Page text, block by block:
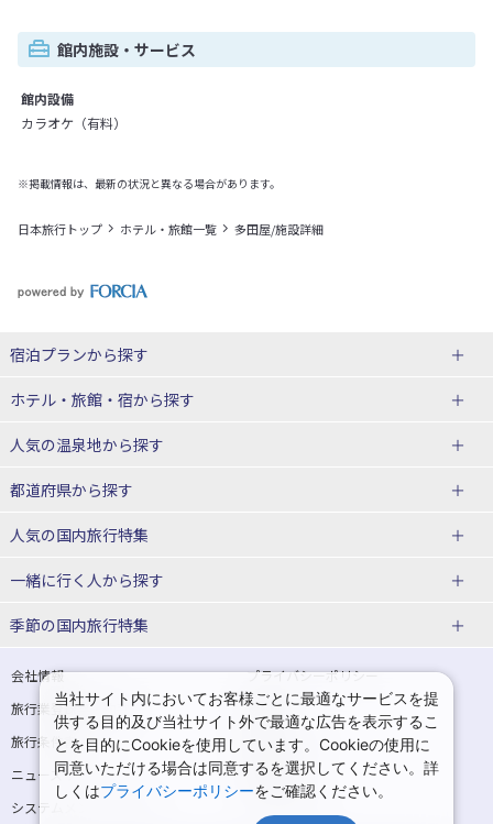
館内施設・サービス
館内設備
カラオケ（有料）
※掲載情報は、最新の状況と異なる場合があります。
日本旅行トップ ホテル・旅館一覧 多田屋/施設詳細
宿泊プランから探す
北海道
東北
青森県
宮城県
山形県
関東
埼玉県 千葉県
茨城県 栃木県
ホテル・旅館・宿から探す
北海道ホテル・旅館
青森県ホテル・旅館
宮城県ホテル・旅館
山形県ホテル・旅館
東京都ホテル・旅館 神奈川県ホテル・旅館
埼玉県ホテル・旅館 千葉県ホテル・旅館
茨城県ホテル・旅館 栃木県ホテル・旅館
人気の温泉地から探す
北海道
湯の川温泉(北海道)
十勝川温泉(北海道)
洞爺湖温泉(北海道)
層雲峡温泉(北海道) 知床温泉(北海道)
東北
花巻温泉(岩手) 蔵王温泉(山形)
かみのやま温泉(山形) 鳴子温泉(宮城)
都道府県から探す
北海道旅行・ツアー
東北
青森旅行・ツアー 岩手旅行・ツアー
宮城旅行・ツアー 秋田旅行・ツアー
山形旅行・ツアー 福島旅行・ツアー
人気の国内旅行特集
東京ディズニーリゾート®への旅
ユニバーサル・スタジオ・ジャパ
一緒に行く人から探す
一人旅 国内版
カップル・夫婦旅行 国内版 女子旅 国内版
卒業旅行・学生旅行 国内版
季節の国内旅行特集
桜・お花見特集
ゴールデンウィーク（GW）の国内
旅行
夏休み・お盆の国内旅行 7月の国内旅行
8月の国内旅行 9月の国内旅行
会社情報
プライバシーポリシー
旅行業登録票・約款
規約集
旅行条件書
商標について
ニュースリリース
採用情報
システムメンテナンスの
当社サイト内においてお客様ごとに最適なサービスを提
供する目的及び当社サイト外で最適な広告を表示するこ
とを目的にCookieを使用しています。Cookieの使用に
同意いただける場合は同意するを選択してください。詳
しくはプライバシーポリシーをご確認ください。